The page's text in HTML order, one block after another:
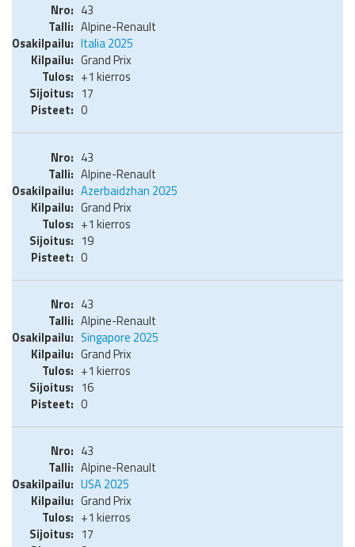
43
Alpine-Renault
Italia 2025
Grand Prix
+1 kierros
17
0
43
Alpine-Renault
Azerbaidzhan 2025
Grand Prix
+1 kierros
19
0
43
Alpine-Renault
Singapore 2025
Grand Prix
+1 kierros
16
0
43
Alpine-Renault
USA 2025
Grand Prix
+1 kierros
17